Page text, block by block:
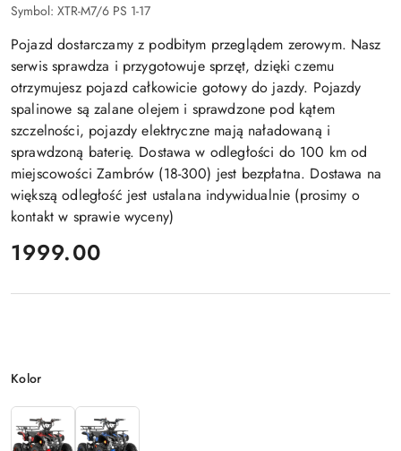
Symbol: XTR-M7/6 PS 1-17
Pojazd dostarczamy z podbitym przeglądem zerowym. Nasz
serwis sprawdza i przygotowuje sprzęt, dzięki czemu
otrzymujesz pojazd całkowicie gotowy do jazdy. Pojazdy
spalinowe są zalane olejem i sprawdzone pod kątem
szczelności, pojazdy elektryczne mają naładowaną i
sprawdzoną baterię. Dostawa w odległości do 100 km od
miejscowości Zambrów (18-300) jest bezpłatna. Dostawa na
większą odległość jest ustalana indywidualnie (prosimy o
kontakt w sprawie wyceny)
cena:
1999.00
Wariant
Kolor